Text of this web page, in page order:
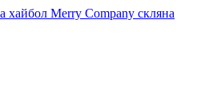
хайбол Merry Company скляна